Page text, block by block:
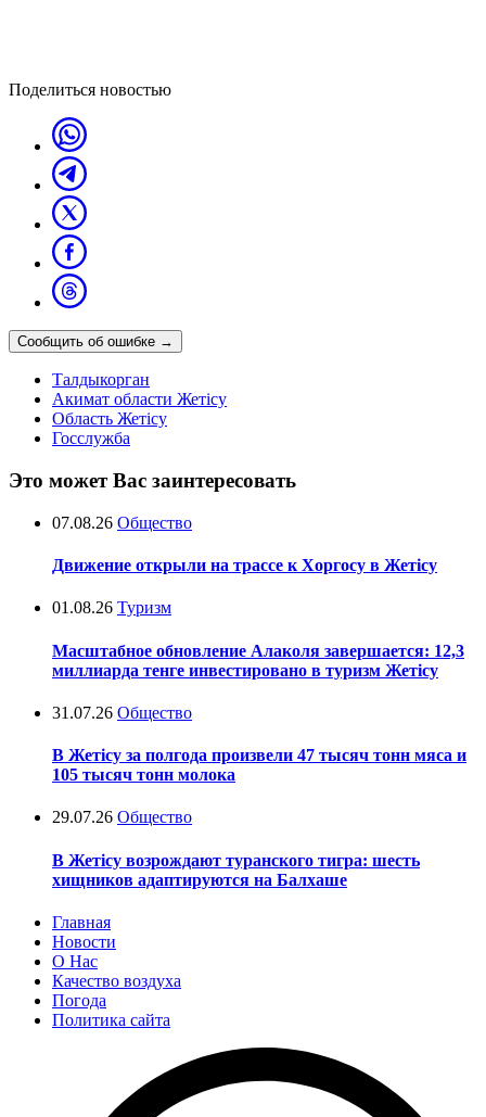
Поделиться новостью
Сообщить об ошибке →
Талдыкорган
Акимат области Жетісу
Область Жетісу
Госслужба
Это может Вас заинтересовать
07.08.26 Общество
Движение открыли на трассе к Хоргосу в Жетісу
01.08.26 Туризм
Масштабное обновление Алаколя завершается: 12,3
миллиарда тенге инвестировано в туризм Жетісу
31.07.26 Общество
В Жетісу за полгода произвели 47 тысяч тонн мяса и
105 тысяч тонн молока
29.07.26 Общество
В Жетісу возрождают туранского тигра: шесть
хищников адаптируются на Балхаше
Главная
Новости
О Нас
Качество воздуха
Погода
Политика сайта